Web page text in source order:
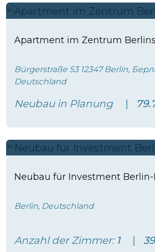
Apartment im Zentrum
Bürgerstraße 53 12347 Berlin,
Deutschland
Neubau in Planung
Neubau für Investment
Berlin, Deutschland
Anzahl der Zimmer: 1 39